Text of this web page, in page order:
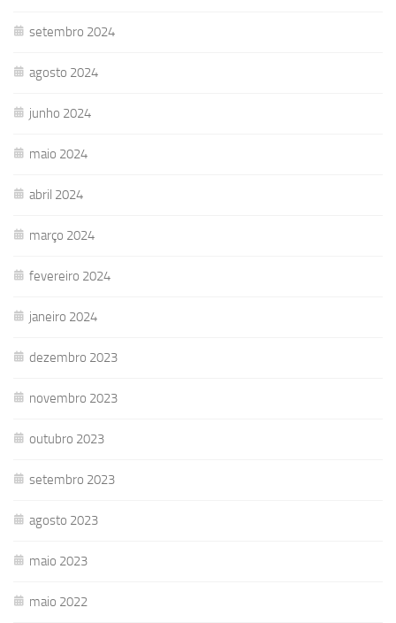
setembro 2024
agosto 2024
junho 2024
maio 2024
abril 2024
março 2024
fevereiro 2024
janeiro 2024
dezembro 2023
novembro 2023
outubro 2023
setembro 2023
agosto 2023
maio 2023
maio 2022